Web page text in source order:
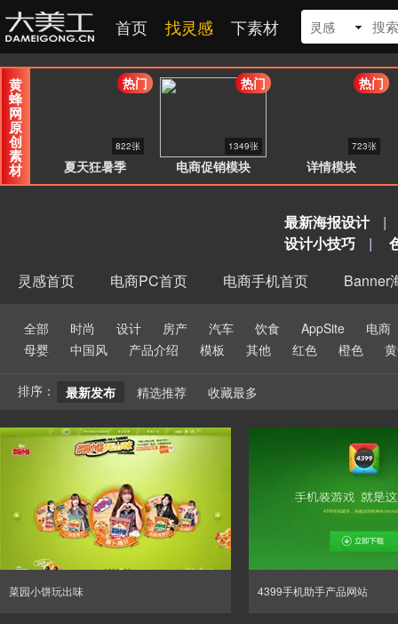
首页 找灵感 下素材 灵感
黄
蜂
网
原
创
素
材 夏天狂暑季
822张
热门
电商促销模块
1349张
热门
详情模块
723张
热门
最新海报设计
|
设计小技巧
|
灵感首页
电商PC首页 电商手机首页 Banner
全部 时尚 设计 房产 汽车 饮食 AppSite
电商
母婴
中国风 产品介绍 模板 其他 红色 橙色
排序： 最新发布 精选推荐 收藏最多
菜园小饼玩出味 4399手机助手产品网站